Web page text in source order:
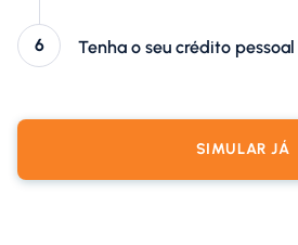
Tenha o seu crédito
SIMULAR JÁ